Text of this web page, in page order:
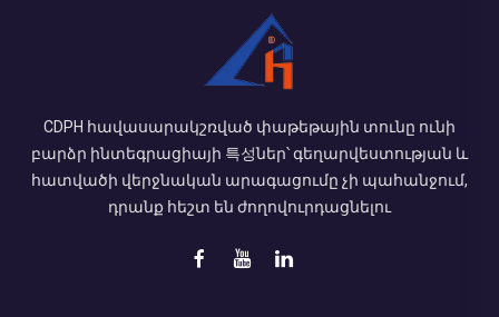
CDPH հավասարակշռված փաթեթային տունը ունի
բարձր ինտեգրացիայի 특성ներ՝ գեղարվեստության և
հատվածի վերջնական արագացումը չի պահանջում,
դրանք հեշտ են ժողովուրդացնելու